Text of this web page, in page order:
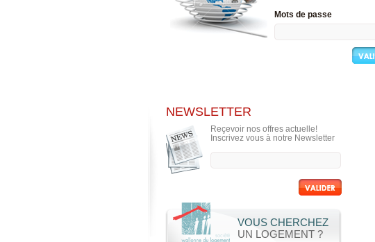
Mots de passe
NEWSLETTER
Reçevoir nos offres actuelle!
Inscrivez vous à notre Newsletter
VOUS CHERCHEZ
UN LOGEMENT ?